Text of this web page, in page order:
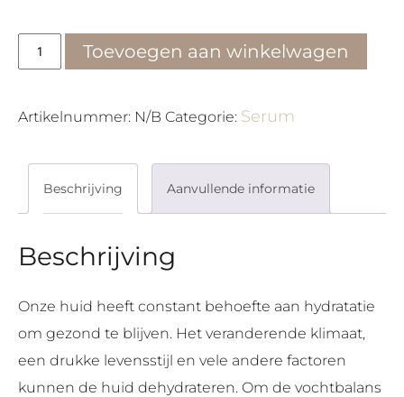
Circular
Hydration
aantal
Toevoegen aan winkelwagen
Artikelnummer: N/B Categorie: Serum
Beschrijving Aanvullende informatie
Beschrijving
Onze huid heeft constant behoefte aan hydratatie
om gezond te blijven. Het veranderende klimaat,
een drukke levensstijl en vele andere factoren
kunnen de huid dehydrateren. Om de vochtbalans